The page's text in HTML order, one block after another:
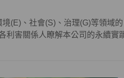
(E)、社會(S)、治理(G)等領域的
利害關係人瞭解本公司的永續實